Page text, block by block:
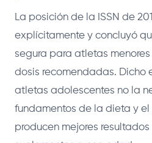
La posición de la ISSN de
explícitamente y concluyó
segura para atletas menores
dosis recomendadas. Dicho
atletas adolescentes no la
fundamentos de la dieta y el
producen mejores